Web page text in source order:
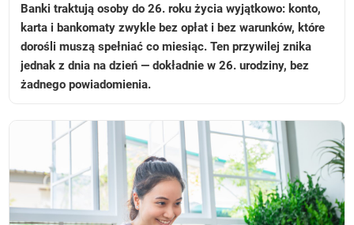
Banki traktują osoby do 26. roku życia wyjątkowo: konto,
karta i bankomaty zwykle bez opłat i bez warunków, które
dorośli muszą spełniać co miesiąc. Ten przywilej znika
jednak z dnia na dzień — dokładnie w 26. urodziny, bez
żadnego powiadomienia.